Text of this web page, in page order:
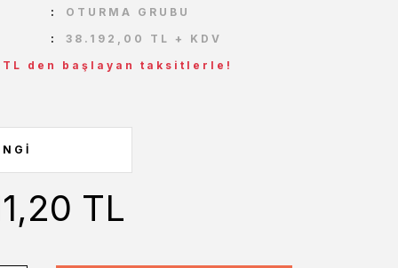
OTURMA GRUBU
38.192,00 TL + KDV
den başlayan taksitlerle!
TL